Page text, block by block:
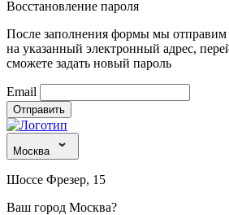
Восстановление пароля
После заполнения формы мы
на указанный электронный адрес,
сможете задать новый пароль
Email
Отправить
Москва
Шоссе Фрезер, 15
Ваш город Москва?